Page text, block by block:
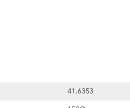
41.6353